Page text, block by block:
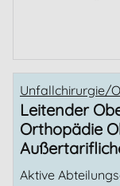
Unfallchirurgie/
Leitender
Orthopädie
Aktive